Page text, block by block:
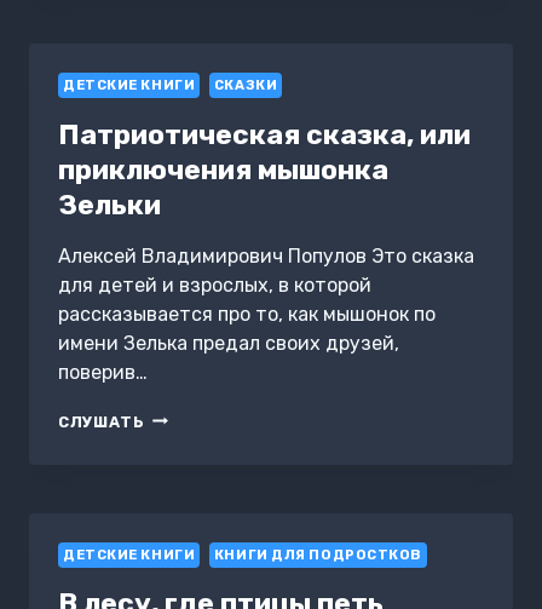
ДЕТСКИЕ КНИГИ СКАЗКИ
Патриотическая сказка, или
приключения мышонка
Зельки
Алексей Владимирович Популов Это сказка
для детей и взрослых, в которой
рассказывается про то, как мышонок по
имени Зелька предал своих друзей,
поверив…
СЛУШАТЬ ПАТРИОТИЧЕСКАЯ
ДЕТСКИЕ КНИГИ КНИГИ ДЛЯ ПОДРОСТКОВ